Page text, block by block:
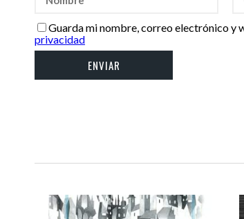
Guarda mi nombre, correo electrónico y
privacidad